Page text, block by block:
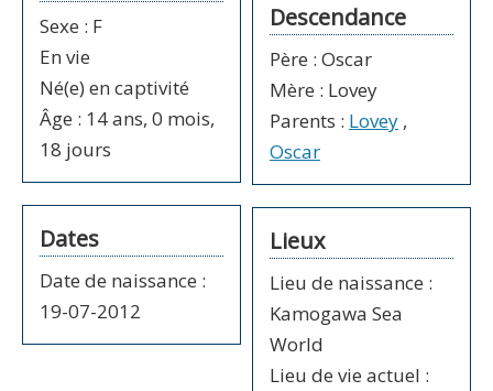
Sexe : F
En vie
Né(e) en captivité
Âge : 14 ans, 0 mois,
18 jours
Dates
Date de naissance :
19-07-2012
Descendance
Père : Oscar
Mère : Lovey
Parents : Lovey ,
Oscar
Lieux
Lieu de naissance :
Kamogawa Sea
World
Lieu de vie actuel :